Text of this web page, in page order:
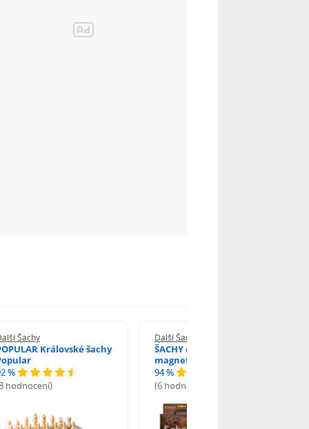
Šachy
Královské šachy
%
hodnocení)
Další Šachy
ŠACHY cestovní
magnetická hra CZ,SK
94 %
(6 hodnocení)